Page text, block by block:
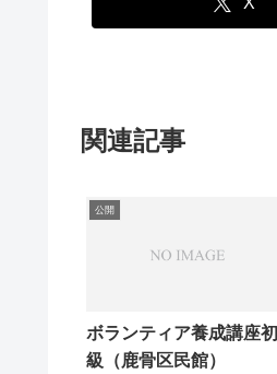
関連記事
公開
ボランティア養成講座初
級（鹿骨区民館）